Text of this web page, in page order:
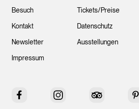
Besuch
Kontakt
Newsletter
Impressum
Tickets/Preise
Datenschutz
Ausstellungen
Facebook Instagram Tripadvisor